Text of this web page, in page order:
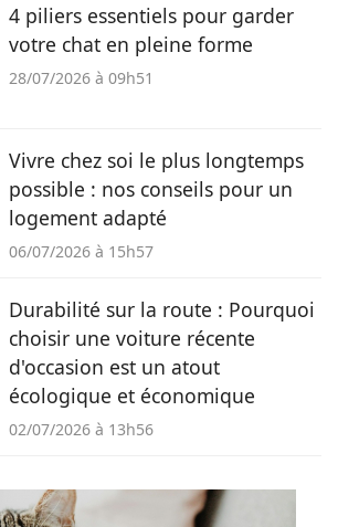
4 piliers essentiels pour garder
votre chat en pleine forme
28/07/2026 à 09h51
Vivre chez soi le plus longtemps
possible : nos conseils pour un
logement adapté
06/07/2026 à 15h57
Durabilité sur la route : Pourquoi
choisir une voiture récente
d'occasion est un atout
écologique et économique
02/07/2026 à 13h56